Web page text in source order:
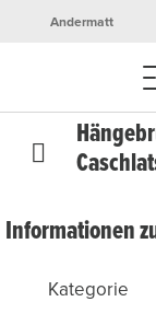
Andermatt
Informationen
Kategorie